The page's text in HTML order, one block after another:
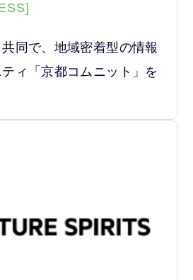
同で、地域密着型の情報
ィ「京都コムニット」を